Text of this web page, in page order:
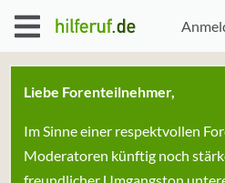
Liebe Forenteilnehmer,
Im Sinne einer respektvollen
Moderatoren künftig noch